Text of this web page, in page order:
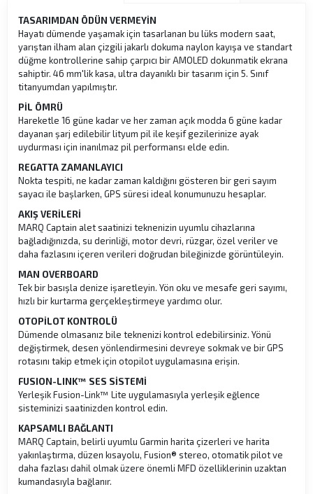
TASARIMDAN ÖDÜN VERMEYİN
Hayatı dümende yaşamak için tasarlanan bu lüks modern saat,
yarıştan ilham alan çizgili jakarlı dokuma naylon kayışa ve standart
düğme kontrollerine sahip çarpıcı bir AMOLED dokunmatik ekrana
sahiptir. 46 mm'lik kasa, ultra dayanıklı bir tasarım için 5. Sınıf
titanyumdan yapılmıştır.
PİL ÖMRÜ
Hareketle 16 güne kadar ve her zaman açık modda 6 güne kadar
dayanan şarj edilebilir lityum pil ile keşif gezilerinize ayak
uydurması için inanılmaz pil performansı elde edin.
REGATTA ZAMANLAYICI
Nokta tespiti, ne kadar zaman kaldığını gösteren bir geri sayım
sayacı ile başlarken, GPS süresi ideal konumunuzu hesaplar.
AKIŞ VERİLERİ
MARQ Captain alet saatinizi teknenizin uyumlu cihazlarına
bağladığınızda, su derinliği, motor devri, rüzgar, özel veriler ve
daha fazlasını içeren verileri doğrudan bileğinizde görüntüleyin.
MAN OVERBOARD
Tek bir basışla denize işaretleyin. Yön oku ve mesafe geri sayımı,
hızlı bir kurtarma gerçekleştirmeye yardımcı olur.
OTOPİLOT KONTROLÜ
Dümende olmasanız bile teknenizi kontrol edebilirsiniz. Yönü
değiştirmek, desen yönlendirmesini devreye sokmak ve bir GPS
rotasını takip etmek için otopilot uygulamasına erişin.
FUSION-LINK™ SES SİSTEMİ
Yerleşik Fusion-Link™ Lite uygulamasıyla yerleşik eğlence
sisteminizi saatinizden kontrol edin.
KAPSAMLI BAĞLANTI
MARQ Captain, belirli uyumlu Garmin harita çizerleri ve harita
yakınlaştırma, düzen kısayolu, Fusion® stereo, otomatik pilot ve
daha fazlası dahil olmak üzere önemli MFD özelliklerinin uzaktan
kumandasıyla bağlanır.